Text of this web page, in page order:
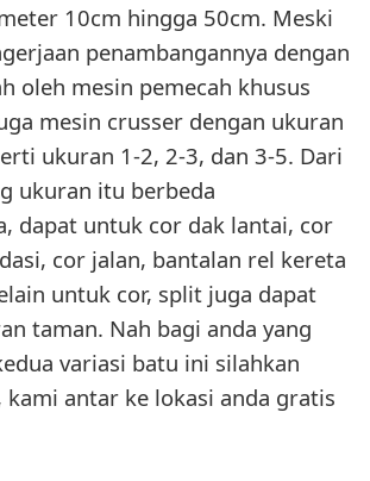
10cm hingga 50cm. Meski
penambangannya dengan
oleh mesin pemecah khusus
mesin crusser dengan ukuran
ukuran 1-2, 2-3, dan 3-5. Dari
ukuran itu berbeda
dapat untuk cor dak lantai, cor
cor jalan, bantalan rel kereta
untuk cor, split juga dapat
taman. Nah bagi anda yang
variasi batu ini silahkan
antar ke lokasi anda gratis